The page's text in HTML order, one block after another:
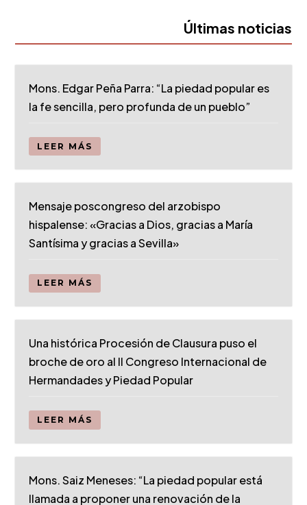
Últimas noticias
Mons. Edgar Peña Parra: “La piedad popular es
la fe sencilla, pero profunda de un pueblo”
LEER MÁS
Mensaje poscongreso del arzobispo
hispalense: «Gracias a Dios, gracias a María
Santísima y gracias a Sevilla»
LEER MÁS
Una histórica Procesión de Clausura puso el
broche de oro al II Congreso Internacional de
Hermandades y Piedad Popular
LEER MÁS
Mons. Saiz Meneses: “La piedad popular está
llamada a proponer una renovación de la